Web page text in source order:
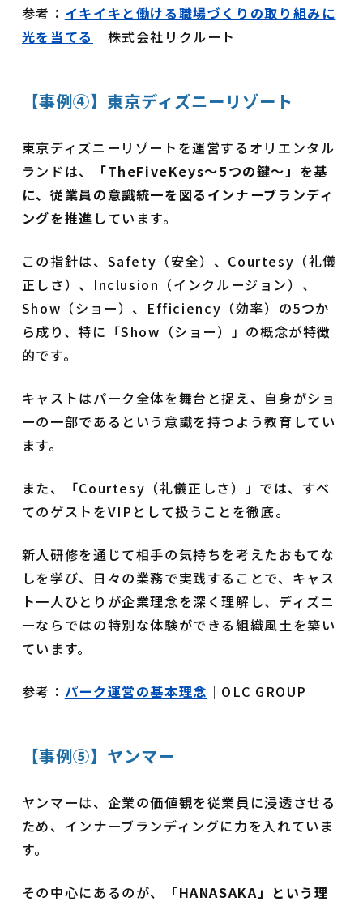
参考： イキイキと働ける職場づくりの取り組みに
光を当てる ｜株式会社リクルート
【事例④】東京ディズニーリゾート
東京ディズニーリゾートを運営するオリエンタル
ランドは、
「TheFiveKeys～5つの鍵～」を基
に、従業員の意識統一を図るインナーブランディ
ングを推進 しています。
この指針は、Safety（安全）、Courtesy（礼儀
正しさ）、Inclusion（インクルージョン）、
Show（ショー）、Efficiency（効率）の5つか
ら成り、特に「Show（ショー）」の概念が特徴
的です。
キャストはパーク全体を舞台と捉え、自身がショ
ーの一部であるという意識を持つよう教育してい
ます。
また、「Courtesy（礼儀正しさ）」では、すべ
てのゲストをVIPとして扱うことを徹底。
新人研修を通じて相手の気持ちを考えたおもてな
しを学び、日々の業務で実践することで、キャス
ト一人ひとりが企業理念を深く理解し、ディズニ
ーならではの特別な体験ができる組織風土を築い
ています。
参考： パーク運営の基本理念 ｜OLC GROUP
【事例⑤】ヤンマー
ヤンマーは、企業の価値観を従業員に浸透させる
ため、インナーブランディングに力を入れていま
す。
その中心にあるのが、
「HANASAKA」という理